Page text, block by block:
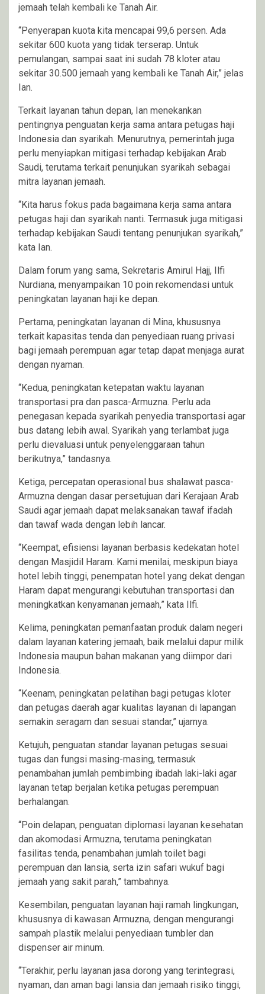
jemaah telah kembali ke Tanah Air.
“Penyerapan kuota kita mencapai 99,6 persen. Ada
sekitar 600 kuota yang tidak terserap. Untuk
pemulangan, sampai saat ini sudah 78 kloter atau
sekitar 30.500 jemaah yang kembali ke Tanah Air,” jelas
Ian.
Terkait layanan tahun depan, Ian menekankan
pentingnya penguatan kerja sama antara petugas haji
Indonesia dan syarikah. Menurutnya, pemerintah juga
perlu menyiapkan mitigasi terhadap kebijakan Arab
Saudi, terutama terkait penunjukan syarikah sebagai
mitra layanan jemaah.
“Kita harus fokus pada bagaimana kerja sama antara
petugas haji dan syarikah nanti. Termasuk juga mitigasi
terhadap kebijakan Saudi tentang penunjukan syarikah,”
kata Ian.
Dalam forum yang sama, Sekretaris Amirul Hajj, Ilfi
Nurdiana, menyampaikan 10 poin rekomendasi untuk
peningkatan layanan haji ke depan.
Pertama, peningkatan layanan di Mina, khususnya
terkait kapasitas tenda dan penyediaan ruang privasi
bagi jemaah perempuan agar tetap dapat menjaga aurat
dengan nyaman.
“Kedua, peningkatan ketepatan waktu layanan
transportasi pra dan pasca-Armuzna. Perlu ada
penegasan kepada syarikah penyedia transportasi agar
bus datang lebih awal. Syarikah yang terlambat juga
perlu dievaluasi untuk penyelenggaraan tahun
berikutnya,” tandasnya.
Ketiga, percepatan operasional bus shalawat pasca-
Armuzna dengan dasar persetujuan dari Kerajaan Arab
Saudi agar jemaah dapat melaksanakan tawaf ifadah
dan tawaf wada dengan lebih lancar.
“Keempat, efisiensi layanan berbasis kedekatan hotel
dengan Masjidil Haram. Kami menilai, meskipun biaya
hotel lebih tinggi, penempatan hotel yang dekat dengan
Haram dapat mengurangi kebutuhan transportasi dan
meningkatkan kenyamanan jemaah,” kata Ilfi.
Kelima, peningkatan pemanfaatan produk dalam negeri
dalam layanan katering jemaah, baik melalui dapur milik
Indonesia maupun bahan makanan yang diimpor dari
Indonesia.
“Keenam, peningkatan pelatihan bagi petugas kloter
dan petugas daerah agar kualitas layanan di lapangan
semakin seragam dan sesuai standar,” ujarnya.
Ketujuh, penguatan standar layanan petugas sesuai
tugas dan fungsi masing-masing, termasuk
penambahan jumlah pembimbing ibadah laki-laki agar
layanan tetap berjalan ketika petugas perempuan
berhalangan.
“Poin delapan, penguatan diplomasi layanan kesehatan
dan akomodasi Armuzna, terutama peningkatan
fasilitas tenda, penambahan jumlah toilet bagi
perempuan dan lansia, serta izin safari wukuf bagi
jemaah yang sakit parah,” tambahnya.
Kesembilan, penguatan layanan haji ramah lingkungan,
khususnya di kawasan Armuzna, dengan mengurangi
sampah plastik melalui penyediaan tumbler dan
dispenser air minum.
“Terakhir, perlu layanan jasa dorong yang terintegrasi,
nyaman, dan aman bagi lansia dan jemaah risiko tinggi,